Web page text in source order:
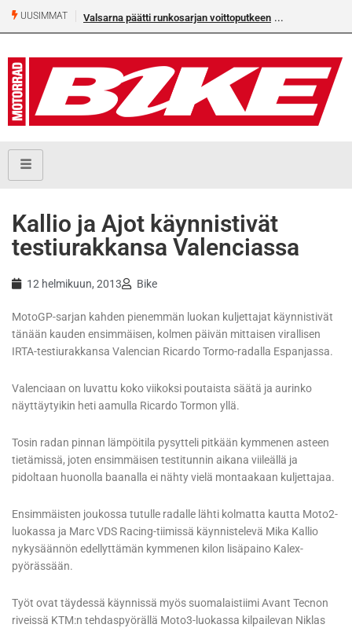
UUSIMMAT Valsarna päätti runkosarjan voittoputkeen
Kallio ja Ajot käynnistivät
testiurakkansa Valenciassa
12 helmikuun, 2013 Bike
MotoGP-sarjan kahden pienemmän luokan kuljettajat käynnistivät
tänään kauden ensimmäisen, kolmen päivän mittaisen virallisen
IRTA-testiurakkansa Valencian Ricardo Tormo-radalla Espanjassa.
Valenciaan on luvattu koko viikoksi poutaista säätä ja aurinko
näyttäytyikin heti aamulla Ricardo Tormon yllä.
Tosin radan pinnan lämpöitila pysytteli pitkään kymmenen asteen
tietämissä, joten ensimmäisen testitunnin aikana viileällä ja
pidoltaan huonolla baanalla ei nähty vielä montaakaan kuljettajaa.
Ensimmäisten joukossa tutulle radalle lähti kolmatta kautta Moto2-
luokassa ja Marc VDS Racing-tiimissä käynnistelevä Mika Kallio
nykysäännön edellyttämän kymmenen kilon lisäpaino Kalex-
pyörässään.
Työt ovat täydessä käynnissä myös suomalaistiimi Avant Tecnon
riveissä KTM:n tehdaspyörällä Moto3-luokassa kilpailevan Niklas